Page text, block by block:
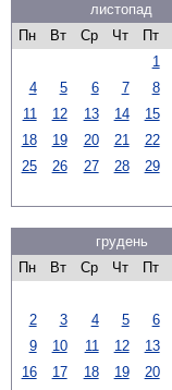
листопад
Пн
Вт Ср Чт Пт
1
4
5 6 7 8
11
12 13 14 15
18
19 20 21 22
25
26 27 28 29
грудень
Пн
Вт Ср Чт Пт
2
3 4 5 6
9
10 11 12 13
16
17 18 19 20